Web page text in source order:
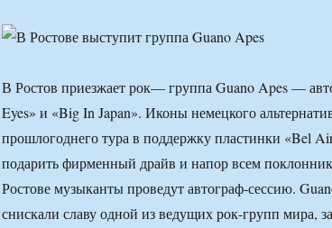
В Ростов приезжает рок— группа Guano Apes —
Eyes» и «Big In Japan». Иконы немецкого
прошлогоднего тура в поддержку пластинки «Bel
подарить фирменный драйв и напор всем
Ростове музыканты проведут автограф-сессию.
снискали славу одной из ведущих рок-групп мира,